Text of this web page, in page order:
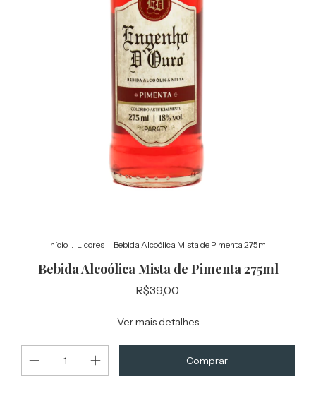
Início . Licores . Bebida Alcoólica Mista de Pimenta 275ml
Bebida Alcoólica Mista de Pimenta 275ml
R$39,00
Ver mais detalhes